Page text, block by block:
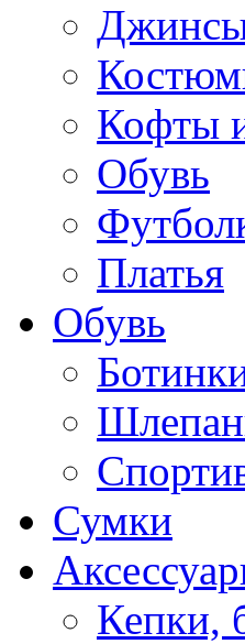
Кофты
Обувь
Платья
Обувь
Сумки
Кепки,